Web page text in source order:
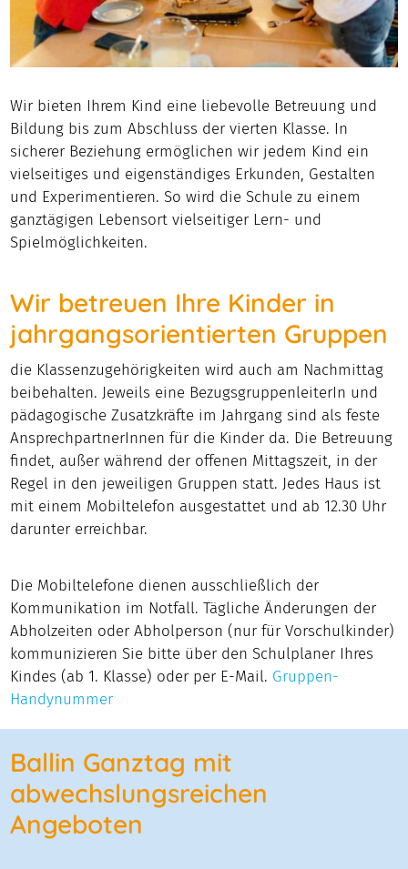
Wir bieten Ihrem Kind eine liebevolle Betreuung und
Bildung bis zum Abschluss der vierten Klasse. In
sicherer Beziehung ermöglichen wir jedem Kind ein
vielseitiges und eigenständiges Erkunden, Gestalten
und Experimentieren. So wird die Schule zu einem
ganztägigen Lebensort vielseitiger Lern- und
Spielmöglichkeiten.
Wir betreuen Ihre Kinder in
jahrgangsorientierten Gruppen
die Klassenzugehörigkeiten wird auch am Nachmittag
beibehalten. Jeweils eine BezugsgruppenleiterIn und
pädagogische Zusatzkräfte im Jahrgang sind als feste
AnsprechpartnerInnen für die Kinder da. Die Betreuung
findet, außer während der offenen Mittagszeit, in der
Regel in den jeweiligen Gruppen statt. Jedes Haus ist
mit einem Mobiltelefon ausgestattet und ab 12.30 Uhr
darunter erreichbar.
Die Mobiltelefone dienen ausschließlich der
Kommunikation im Notfall. Tägliche Änderungen der
Abholzeiten oder Abholperson (nur für Vorschulkinder)
kommunizieren Sie bitte über den Schulplaner Ihres
Kindes (ab 1. Klasse) oder per E-Mail. Gruppen-
Handynummer
Ballin Ganztag mit
abwechslungsreichen
Angeboten